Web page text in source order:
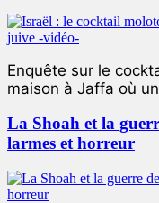
Enquête sur le
maison à Jaffa où
La Shoah et la
larmes et horreur